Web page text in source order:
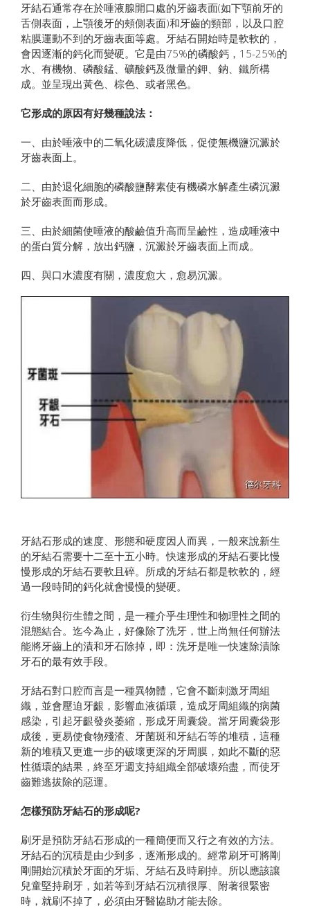
牙結石通常存在於唾液腺開口處的牙齒表面(如下顎前牙的
舌側表面，上顎後牙的頰側表面)和牙齒的頸部，以及口腔
粘膜運動不到的牙齒表面等處。牙結石開始時是軟軟的，
會因逐漸的鈣化而變硬。它是由75%的磷酸鈣，15-25%的
水、有機物、磷酸錳、礦酸鈣及微量的鉀、鈉、鐵所構
成。並呈現出黃色、棕色、或者黑色。
它形成的原因有好幾種說法：
一、由於唾液中的二氧化碳濃度降低，促使無機鹽沉澱於
牙齒表面上。
二、由於退化細胞的磷酸鹽酵素使有機磷水解產生磷沉澱
於牙齒表面而形成。
三、由於細菌使唾液的酸鹼值升高而呈鹼性，造成唾液中
的蛋白質分解，放出鈣鹽，沉澱於牙齒表面上而成。
四、與口水濃度有關，濃度愈大，愈易沉澱。
牙結石形成的速度、形態和硬度因人而異，一般來說新生
的牙結石需要十二至十五小時。快速形成的牙結石要比慢
慢形成的牙結石要軟且碎。所成的牙結石都是軟軟的，經
過一段時間的鈣化就會慢慢的變硬。
衍生物與衍生體之間，是一種介乎生理性和物理性之間的
混態結合。迄今為止，好像除了洗牙，世上尚無任何辦法
能將牙齒上的漬和牙石除掉，即：洗牙是唯一快速除漬除
牙石的最有效手段。
牙結石對口腔而言是一種異物體，它會不斷刺激牙周組
織，並會壓迫牙齦，影響血液循環，造成牙周組織的病菌
感染，引起牙齦發炎萎縮，形成牙周囊袋。當牙周囊袋形
成後，更易使食物殘渣、牙菌斑和牙結石等的堆積，這種
新的堆積又更進一步的破壞更深的牙周膜，如此不斷的惡
性循環的結果，終至牙週支持組織全部破壞殆盡，而使牙
齒難逃拔除的惡運。
怎樣預防牙結石的形成呢?
刷牙是預防牙結石形成的一種簡便而又行之有效的方法。
牙結石的沉積是由少到多，逐漸形成的。經常刷牙可將剛
剛開始沉積於牙面的牙垢、牙結石及時刷掉。所以應該讓
兒童堅持刷牙，如若等到牙結石沉積很厚、附著很緊密
時，就刷不掉了，必須由牙醫協助才能去除。